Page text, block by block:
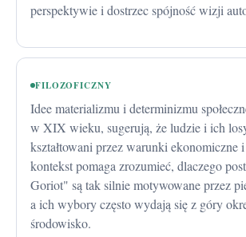
perspektywie i dostrzec spójność wizji
FILOZOFICZNY
Idee materializmu i determinizmu społecznego, popularne
w XIX wieku, sugerują, że ludzie i ich
kształtowani przez warunki ekonomiczne i
kontekst pomaga zrozumieć, dlaczego
Goriot" są tak silnie motywowane przez
a ich wybory często wydają się z góry
środowisko.